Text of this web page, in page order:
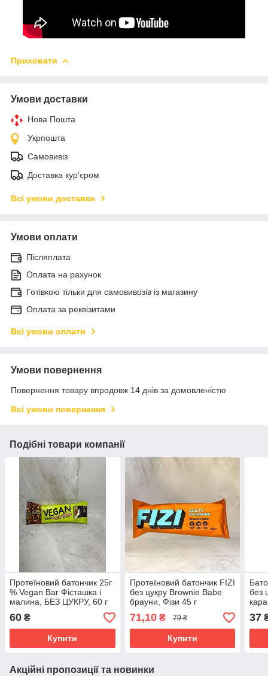
Приховати
Умови доставки
Нова Пошта
Укрпошта
Самовивіз
Доставка кур'єром
Всі умови доставки
Умови оплати
Післяплата
Оплата на рахунок
Готівкою тільки для самовивозів із магазину
Оплата за реквізитами
Всі умови оплати
Умови повернення
Повернення товару впродовж 14 днів за домовленістю
Всі умови повернення
Подібні товари компанії
Протеїновий батончик 25г
% Vegan Bar Фісташка і
малина, БЕЗ ЦУКРУ, 60 г
FitWin
60 ₴
Купити
Протеїновий батончик FIZI
без цукру Brownie Babe
брауни, Фізи 45 г
71,10₴ 79 ₴
Купити
без
37
Акційні пропозиції та новинки